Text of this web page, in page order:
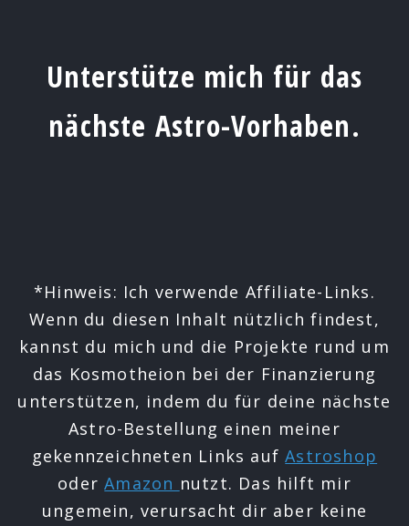
Unterstütze mich für das
nächste Astro-Vorhaben.
*Hinweis: Ich verwende Affiliate-Links.
Wenn du diesen Inhalt nützlich findest,
kannst du mich und die Projekte rund um
das Kosmotheion bei der Finanzierung
unterstützen, indem du für deine nächste
Astro-Bestellung einen meiner
gekennzeichneten Links aufAstroshop
oderAmazon nutzt. Das hilft mir
ungemein, verursacht dir aber keine